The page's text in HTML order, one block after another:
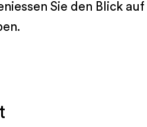
Sie den Blick